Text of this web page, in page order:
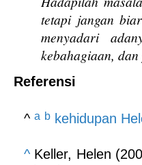
tetapi jangan
menyadari
kebahagiaan, dan
Referensi
^ a b kehidupan
^ Keller, Helen